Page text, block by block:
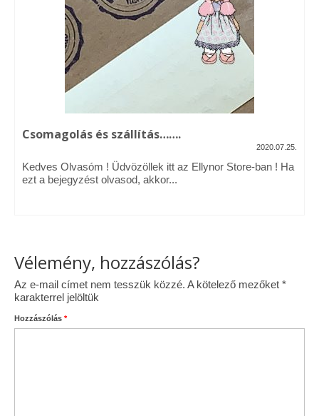
Vásárok, ahol velem is találkozhattál…
Alapanyagok, kellékek
A termékek tisztítása
Ellynor története
Adatkezelési tájékoztató
Általános Szerződési Feltételek
Csomagolás és szállítás…….
2020.07.25.
Kedves Olvasóm ! Üdvözöllek itt az Ellynor Store-ban ! Ha
ezt a bejegyzést olvasod, akkor...
Vélemény, hozzászólás?
Az e-mail címet nem tesszük közzé. A kötelező mezőket *
karakterrel jelöltük
Hozzászólás *